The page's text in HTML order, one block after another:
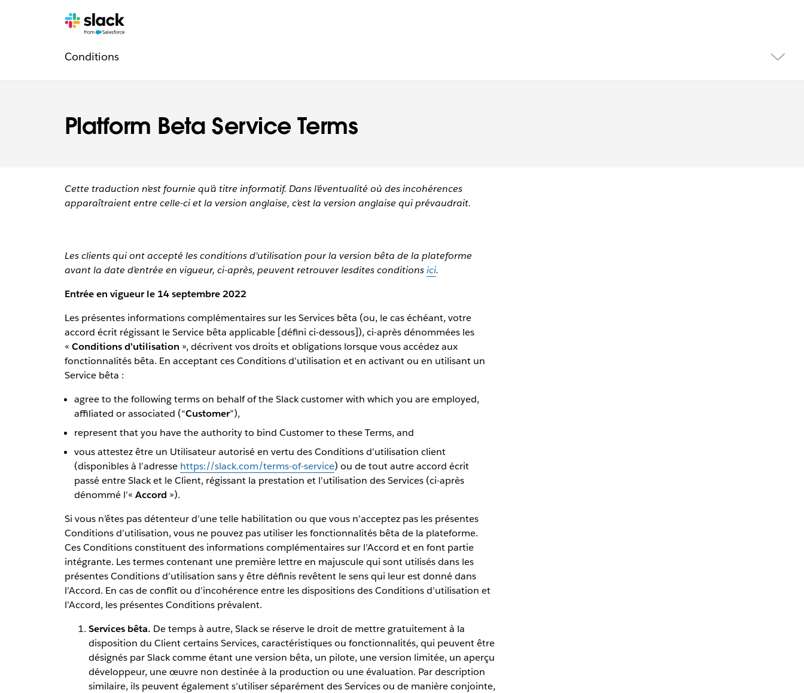
Platform Beta Service Terms
Pages
Conditionssupplémentaires
Cette traduction n’est fournie qu’à titre informatif. Dans l’éventualité où des incohérences
apparaîtraient entre celle-ci et la version anglaise, c’est la version anglaise qui prévaudrait.
Les clients qui ont accepté les conditions d’utilisation pour la version bêta de la plateforme
avant la date d’entrée en vigueur, ci-après, peuvent retrouver lesdites conditionsici.
Entrée en vigueur le 14 septembre 2022
Les présentes informations complémentaires sur les Services bêta (ou, le cas échéant, votre
accord écrit régissant le Service bêta applicable [défini ci-dessous]), ci-après dénommées les
« Conditions d’utilisation », décrivent vos droits et obligations lorsque vous accédez aux
fonctionnalités bêta. En acceptant ces Conditions d’utilisation et en activant ou en utilisant un
Service bêta :
agree to the following terms on behalf of the Slack customer with which you are employed,
affiliated or associated (“Customer”),
represent that you have the authority to bind Customer to these Terms, and
vous attestez être un Utilisateur autorisé en vertu des Conditions d’utilisation client
(disponibles à l’adresse https://slack.com/terms-of-service) ou de tout autre accord écrit
passé entre Slack et le Client, régissant la prestation et l’utilisation des Services (ci-après
dénommé l’« Accord »).
Si vous n’êtes pas détenteur d’une telle habilitation ou que vous n’acceptez pas les présentes
Conditions d’utilisation, vous ne pouvez pas utiliser les fonctionnalités bêta de la plateforme.
Ces Conditions constituent des informations complémentaires sur l’Accord et en font partie
intégrante. Les termes contenant une première lettre en majuscule qui sont utilisés dans les
présentes Conditions d’utilisation sans y être définis revêtent le sens qui leur est donné dans
l’Accord. En cas de conflit ou d’incohérence entre les dispositions des Conditions d’utilisation et
l’Accord, les présentes Conditions prévalent.
Services bêta. De temps à autre, Slack se réserve le droit de mettre gratuitement à la
disposition du Client certains Services, caractéristiques ou fonctionnalités, qui peuvent être
désignés par Slack comme étant une version bêta, un pilote, une version limitée, un aperçu
développeur, une œuvre non destinée à la production ou une évaluation. Par description
similaire, ils peuvent également s’utiliser séparément des Services ou de manière conjointe,